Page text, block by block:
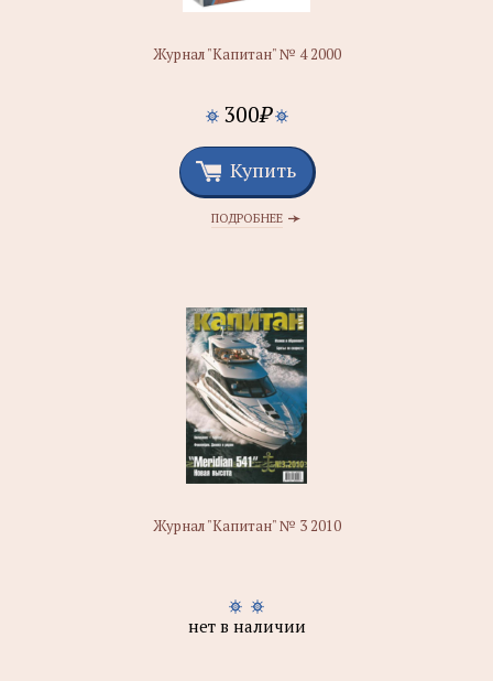
Журнал "Капитан" № 4 2000
300₽
Купить
ПОДРОБНЕЕ
Журнал "Капитан" № 3 2010
нет в наличии